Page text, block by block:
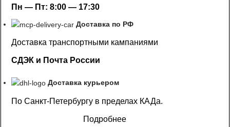
Пн — Пт: 8:00 — 17:30
Доставка по РФ
Доставка транспортными кампаниями
СДЭК и Почта России
Доставка курьером
По Санкт-Петербургу в пределах КАДа.
Подробнее